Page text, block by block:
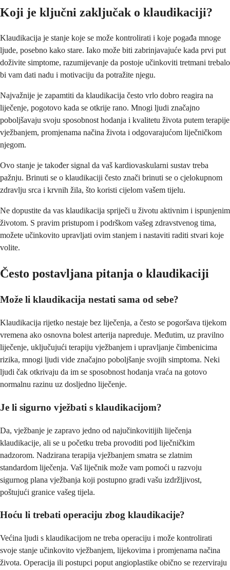
Koji je ključni zaključak o klaudikaciji?
Klaudikacija je stanje koje se može kontrolirati i koje pogađa mnoge
ljude, posebno kako stare. Iako može biti zabrinjavajuće kada prvi put
doživite simptome, razumijevanje da postoje učinkoviti tretmani trebalo
bi vam dati nadu i motivaciju da potražite njegu.
Najvažnije je zapamtiti da klaudikacija često vrlo dobro reagira na
liječenje, pogotovo kada se otkrije rano. Mnogi ljudi značajno
poboljšavaju svoju sposobnost hodanja i kvalitetu života putem terapije
vježbanjem, promjenama načina života i odgovarajućom liječničkom
njegom.
Ovo stanje je također signal da vaš kardiovaskularni sustav treba
pažnju. Brinuti se o klaudikaciji često znači brinuti se o cjelokupnom
zdravlju srca i krvnih žila, što koristi cijelom vašem tijelu.
Ne dopustite da vas klaudikacija spriječi u životu aktivnim i ispunjenim
životom. S pravim pristupom i podrškom vašeg zdravstvenog tima,
možete učinkovito upravljati ovim stanjem i nastaviti raditi stvari koje
volite.
Često postavljana pitanja o klaudikaciji
Može li klaudikacija nestati sama od sebe?
Klaudikacija rijetko nestaje bez liječenja, a često se pogoršava tijekom
vremena ako osnovna bolest arterija napreduje. Međutim, uz pravilno
liječenje, uključujući terapiju vježbanjem i upravljanje čimbenicima
rizika, mnogi ljudi vide značajno poboljšanje svojih simptoma. Neki
ljudi čak otkrivaju da im se sposobnost hodanja vraća na gotovo
normalnu razinu uz dosljedno liječenje.
Je li sigurno vježbati s klaudikacijom?
Da, vježbanje je zapravo jedno od najučinkovitijih liječenja
klaudikacije, ali se u početku treba provoditi pod liječničkim
nadzorom. Nadzirana terapija vježbanjem smatra se zlatnim
standardom liječenja. Vaš liječnik može vam pomoći u razvoju
sigurnog plana vježbanja koji postupno gradi vašu izdržljivost,
poštujući granice vašeg tijela.
Hoću li trebati operaciju zbog klaudikacije?
Većina ljudi s klaudikacijom ne treba operaciju i može kontrolirati
svoje stanje učinkovito vježbanjem, lijekovima i promjenama načina
života. Operacija ili postupci poput angioplastike obično se rezerviraju